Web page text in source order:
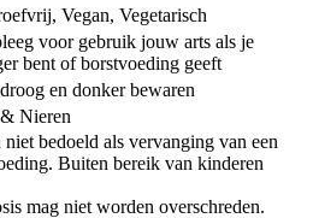
Vegan, Vegetarisch
voor gebruik jouw arts als je
bent of borstvoeding geeft
en donker bewaren
Nieren
bedoeld als vervanging van een
Buiten bereik van kinderen
mag niet worden overschreden.